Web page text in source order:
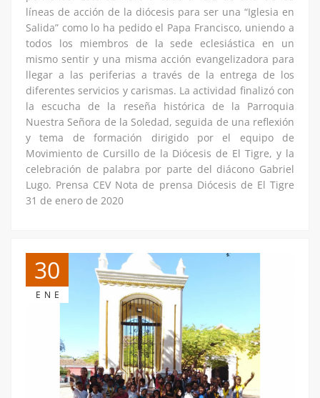
líneas de acción de la diócesis para ser una “Iglesia en
Salida” como lo ha pedido el Papa Francisco, uniendo a
todos los miembros de la sede eclesiástica en un
mismo sentir y una misma acción evangelizadora para
llegar a las periferias a través de la entrega de los
diferentes servicios y carismas. La actividad finalizó con
la escucha de la reseña histórica de la Parroquia
Nuestra Señora de la Soledad, seguida de una reflexión
y tema de formación dirigido por el equipo de
Movimiento de Cursillo de la Diócesis de El Tigre, y la
celebración de palabra por parte del diácono Gabriel
Lugo. Prensa CEV Nota de prensa Diócesis de El Tigre
31 de enero de 2020
30
ENE